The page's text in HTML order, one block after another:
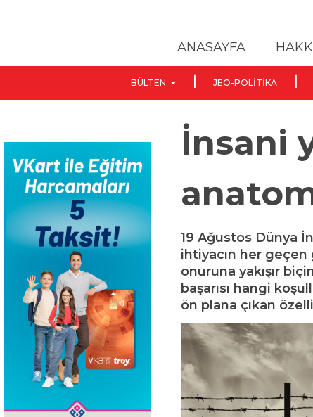
ANASAYFA
BÜLTEN JEO-POLITIKA
İnsani
19 Ağustos Dünya
ihtiyacın her geçen
onuruna yakışır
başarısı hangi
ön plana çıkan